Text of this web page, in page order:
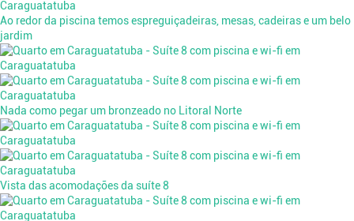
Ao redor da piscina temos espreguiçadeiras, mesas, cadeiras e um belo
jardim
Nada como pegar um bronzeado no Litoral Norte
Vista das acomodações da suíte 8